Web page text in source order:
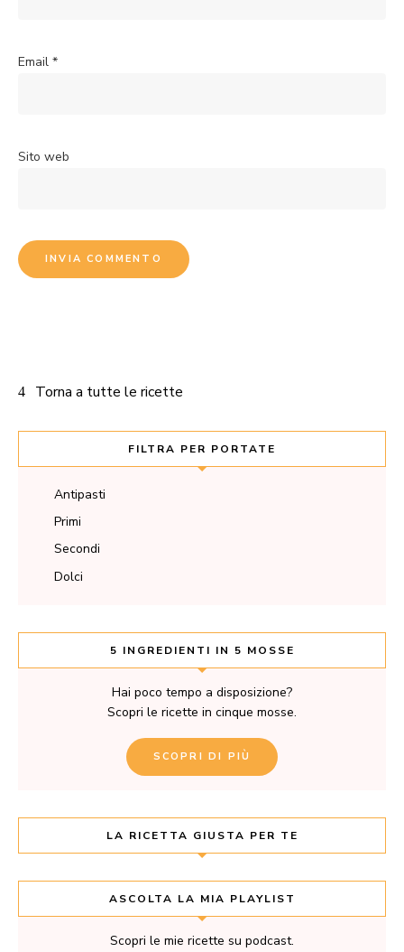
Email *
Sito web
Torna a tutte le ricette
FILTRA PER PORTATE
Antipasti
Primi
Secondi
Dolci
5 INGREDIENTI IN 5 MOSSE
Hai poco tempo a disposizione?
Scopri le ricette in cinque mosse.
SCOPRI DI PIÙ
LA RICETTA GIUSTA PER TE
ASCOLTA LA MIA PLAYLIST
Scopri le mie ricette su podcast.